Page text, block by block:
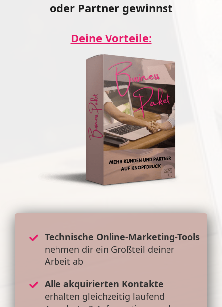
oder Partner gewinnst
Deine Vorteile:
Technische Online-Marketing-Tools
nehmen dir ein Großteil deiner
Arbeit ab
Alle akquirierten Kontakte
erhalten gleichzeitig laufend